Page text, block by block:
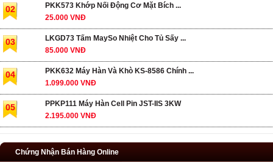
02
PKK573 Khớp Nối Động Cơ Mặt Bích ...
25.000 VNĐ
03
LKGD73 Tấm MaySo Nhiệt Cho Tủ Sấy ...
85.000 VNĐ
04
PKK632 Máy Hàn Và Khò KS-8586 Chính ...
1.099.000 VNĐ
05
PPKP111 Máy Hàn Cell Pin JST-IIS 3KW
2.195.000 VNĐ
Chứng Nhận Bán Hàng Online